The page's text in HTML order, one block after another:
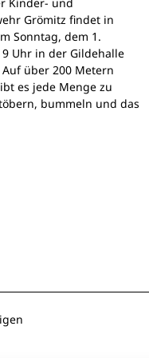
Kinder- und
Grömitz findet in
Sonntag, dem 1.
Uhr in der Gildehalle
über 200 Metern
es jede Menge zu
bummeln und das